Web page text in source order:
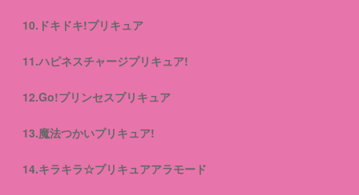
10.ドキドキ!プリキュア
11.ハピネスチャージプリキュア!
12.Go!プリンセスプリキュア
13.魔法つかいプリキュア!
14.キラキラ☆プリキュアアラモード